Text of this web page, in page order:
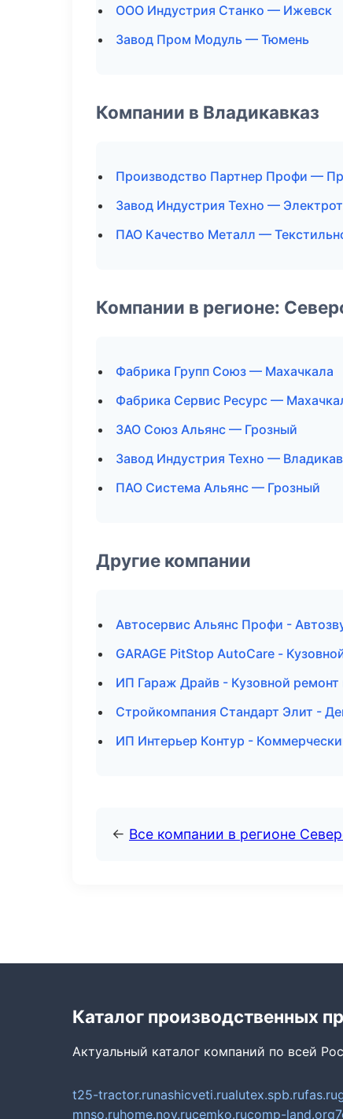
ООО Индустрия Станко — Ижевск
Завод Пром Модуль — Тюмень
Компании в Владикавказ
Производство Партнер Профи —
Завод Индустрия Техно —
ПАО Качество Металл —
Компании в регионе:
Фабрика Групп Союз — Махачкала
Фабрика Сервис Ресурс —
ЗАО Союз Альянс — Грозный
Завод Индустрия Техно —
ПАО Система Альянс — Грозный
Другие компании
Автосервис Альянс Профи -
GARAGE PitStop AutoCare -
ИП Гараж Драйв - Кузовной ремонт
Стройкомпания Стандарт Элит -
ИП Интерьер Контур -
← Все компании в регионе
Каталог производственных
Актуальный каталог компаний по всей
t25-tractor.runashicveti.rualutex.spb.rufas.ru
mnso.ruhome.nov.rucemko.rucomp-land.org